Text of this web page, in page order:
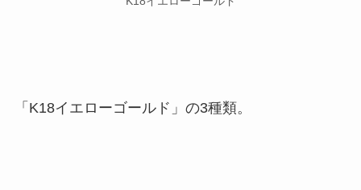
「K18イエローゴールド」の3種類。